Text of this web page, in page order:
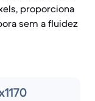
proporciona
sem a fluidez